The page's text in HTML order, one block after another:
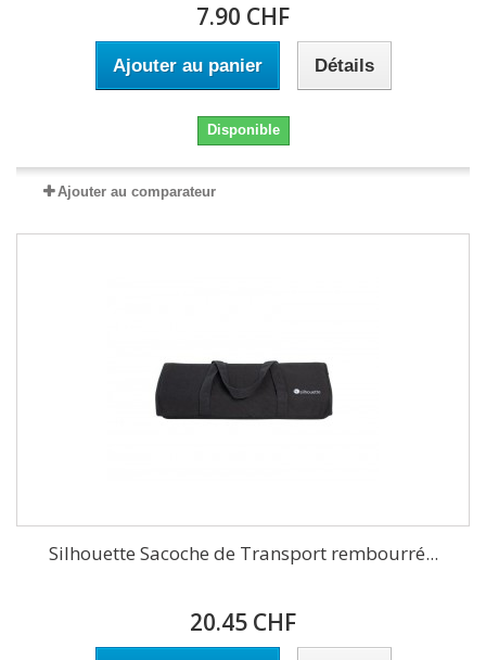
7.90 CHF
Ajouter au panier Détails
Disponible
Ajouter au comparateur
Silhouette Sacoche de Transport rembourré...
20.45 CHF